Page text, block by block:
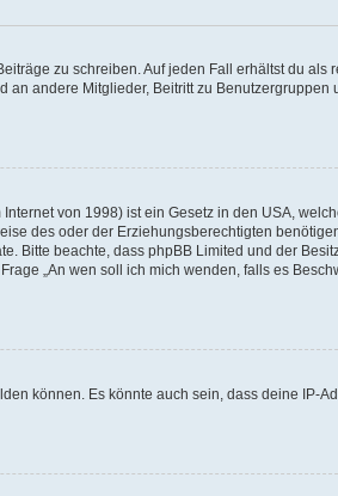
zu schreiben. Auf jeden Fall erhältst du als
andere Mitglieder, Beitritt zu Benutzergruppen
von 1998) ist ein Gesetz in den USA,
des oder der Erziehungsberechtigten
Bitte beachte, dass phpBB Limited und der
„An wen soll ich mich wenden, falls es
können. Es könnte auch sein, dass deine IP-